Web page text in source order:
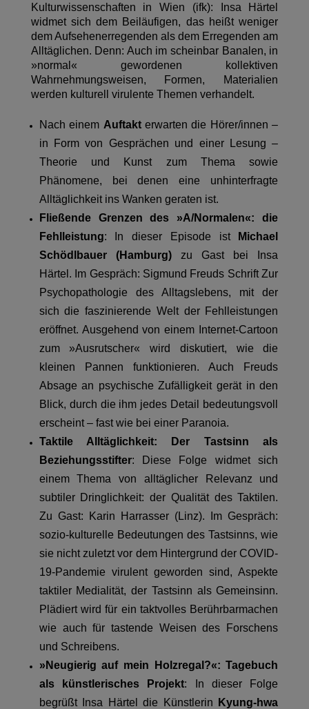
Kulturwissenschaften in Wien (ifk): Insa Härtel
widmet sich dem Beiläufigen, das heißt weniger
dem Aufsehenerregenden als dem Erregenden am
Alltäglichen. Denn: Auch im scheinbar Banalen, in
»normal« gewordenen kollektiven
Wahrnehmungsweisen, Formen, Materialien
werden kulturell virulente Themen verhandelt.
Nach einem Auftakterwarten die Hörer/innen –
in Form von Gesprächen und einer Lesung –
Theorie und Kunst zum Thema sowie
Phänomene, bei denen eine unhinterfragte
Alltäglichkeit ins Wanken geraten ist.
Fließende Grenzen des »A/Normalen«: die
Fehlleistung: In dieser Episode ist
Michael
Schödlbauer (Hamburg)zu Gast bei Insa
Härtel. Im Gespräch: Sigmund Freuds Schrift Zur
Psychopathologie des Alltagslebens, mit der
sich die faszinierende Welt der Fehlleistungen
eröffnet. Ausgehend von einem Internet-Cartoon
zum »Ausrutscher« wird diskutiert, wie die
kleinen Pannen funktionieren. Auch Freuds
Absage an psychische Zufälligkeit gerät in den
Blick, durch die ihm jedes Detail bedeutungsvoll
erscheint – fast wie bei einer Paranoia.
Taktile Alltäglichkeit: Der Tastsinn als
Beziehungsstifter: Diese Folge widmet sich
einem Thema von alltäglicher Relevanz und
subtiler Dringlichkeit: der Qualität des Taktilen.
Zu Gast: Karin Harrasser (Linz). Im Gespräch:
sozio-kulturelle Bedeutungen des Tastsinns, wie
sie nicht zuletzt vor dem Hintergrund der COVID-
19-Pandemie virulent geworden sind, Aspekte
taktiler Medialität, der Tastsinn als Gemeinsinn.
Plädiert wird für ein taktvolles Berührbarmachen
wie auch für tastende Weisen des Forschens
und Schreibens.
»Neugierig auf mein Holzregal?«: Tagebuch
als künstlerisches Projekt: In dieser Folge
begrüßt Insa Härtel die Künstlerin
Kyung-hwa